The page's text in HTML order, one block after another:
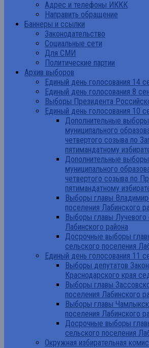
Адрес и телефоны ИККК
Направить обращение
Баннеры и ссылки
Законодательство
Социальные сети
Для СМИ
Политические партии
Архив выборов
Единый день голосования 14
Единый день голосования 8
Выборы Президента
Единый день голосования 10
Дополнительные
муниципального
четвертого созыва по
пятимандатному
Дополнительные
муниципального
четвертого созыва по
пятимандатному
Выборы главы
поселения Лабинского
Выборы главы Лучевого
Лабинского района
Досрочные выборы
сельского поселения
Единый день голосования 11
Выборы депутатов
Краснодарского края
Выборы главы
поселения Лабинского
Выборы главы
поселения Лабинского
Досрочные выборы
сельского поселения
Окружная избирательная